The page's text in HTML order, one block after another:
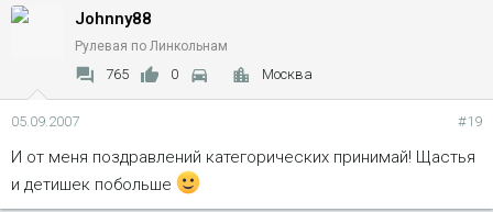
Johnny88
Рулевая по Линкольнам
765 0 Москва
05.09.2007 #19
И от меня поздравлений категорических принимай! Щастья
и детишек побольше